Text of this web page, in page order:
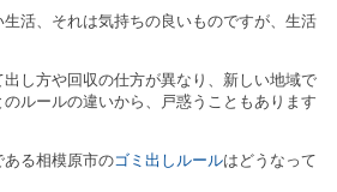
活、それは気持ちの良いものですが、生活
し方や回収の仕方が異なり、新しい地域で
ルールの違いから、戸惑うこともあります
る相模原市のゴミ出しルールはどうなって